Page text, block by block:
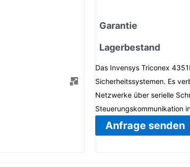
Garantie
Lagerbestand
Das Invensys Triconex
Sicherheitssystemen. Es
Netzwerke über serielle
Steuerungskommunikation
Anfrage senden